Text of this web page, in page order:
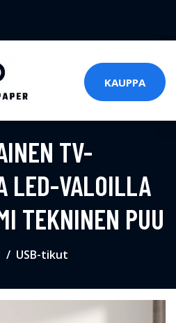
KAUPPA
TV-
LED-VALOILLA
TEKNINEN PUU
USB-tikut